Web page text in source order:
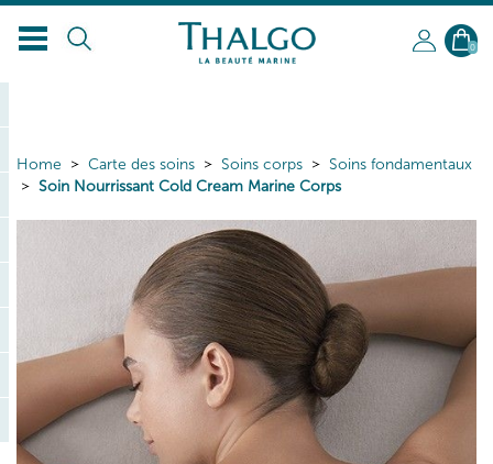
0
Home Carte des soins Soins corps
Soins fondamentaux
Soin Nourrissant Cold Cream Marine Corps